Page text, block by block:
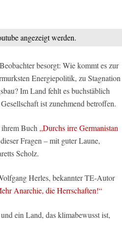
angezeigt werden.
besorgt: Wie kommt es zur
Energiepolitik, zu Stagnation
Im Land fehlt es buchstäblich
ist zunehmend betroffen.
Buch „Durchs irre Germanistan
Fragen – mit guter Laune,
Scholz.
Herles, bekannter TE-Autor
Anarchie, die Herrschaften!“
ein Land, das klimabewusst ist,